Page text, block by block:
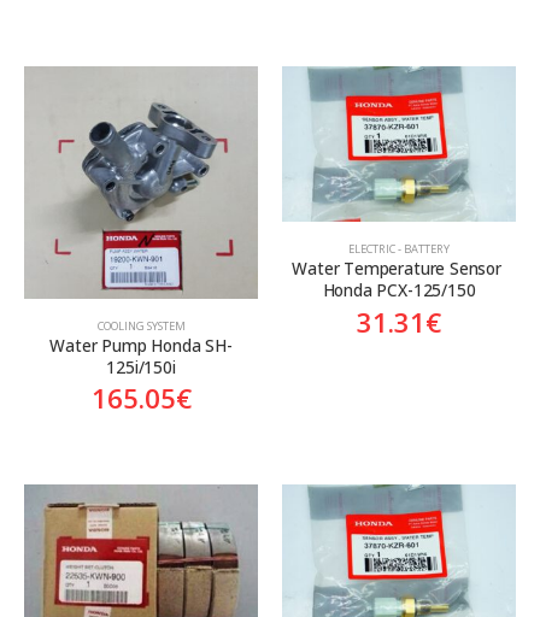
COOLING SYSTEM
Water Pump Honda SH-
125i/150i
165.05€
ELECTRIC - BATTERY
Water Temperature Sensor
Honda PCX-125/150
31.31€